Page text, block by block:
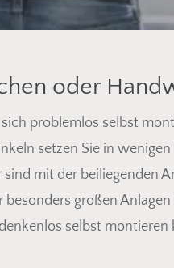
oder
problemlos selbst
setzen Sie in
mit der beiliegenden
großen
selbst